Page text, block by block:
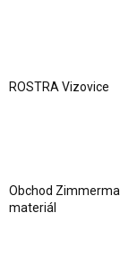
ROSTRA Vizovice
Obchod
materiál